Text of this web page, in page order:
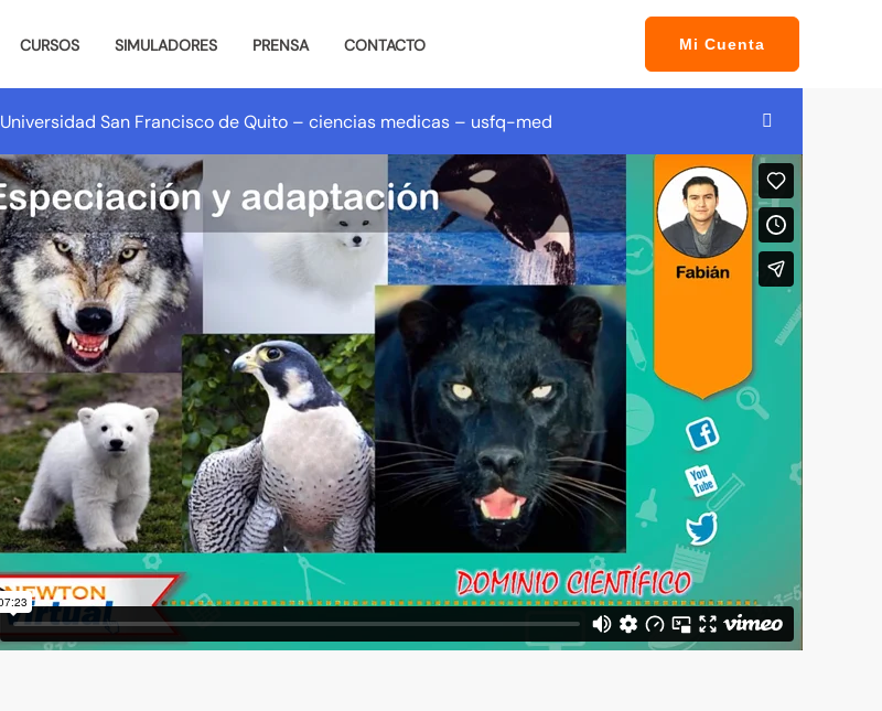
CURSOS SIMULADORES PRENSA CONTACTO Mi Cuenta
Universidad San Francisco de Quito – ciencias medicas – usfq-med